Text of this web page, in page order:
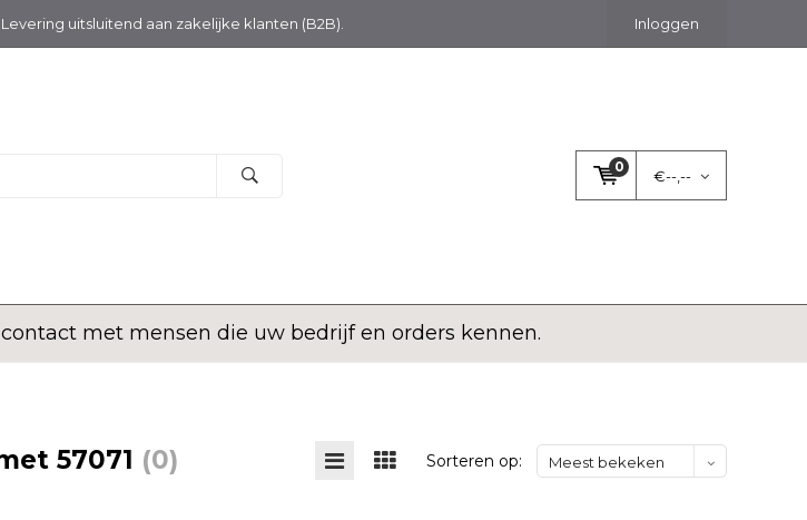
uitsluitend aan zakelijke klanten (B2B). Inloggen
0
€--,--
met mensen die uw bedrijf en orders kennen.
57071 (0) Sorteren op: Meest bekeken